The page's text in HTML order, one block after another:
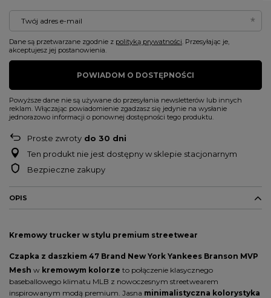
Twój adres e-mail
Dane są przetwarzane zgodnie z polityką prywatności. Przesyłając je,
akceptujesz jej postanowienia.
POWIADOM O DOSTĘPNOŚCI
Powyższe dane nie są używane do przesyłania newsletterów lub innych
reklam. Włączając powiadomienie zgadzasz się jedynie na wysłanie
jednorazowo informacji o ponownej dostępności tego produktu.
Proste zwroty do 30 dni
Ten produkt nie jest dostępny w sklepie stacjonarnym
Bezpieczne zakupy
OPIS
Kremowy trucker w stylu premium streetwear
Czapka z daszkiem 47 Brand New York Yankees Branson MVP
Mesh w kremowym kolorze to połączenie klasycznego
baseballowego klimatu MLB z nowoczesnym streetwearem
inspirowanym modą premium. Jasna minimalistyczna kolorystyka